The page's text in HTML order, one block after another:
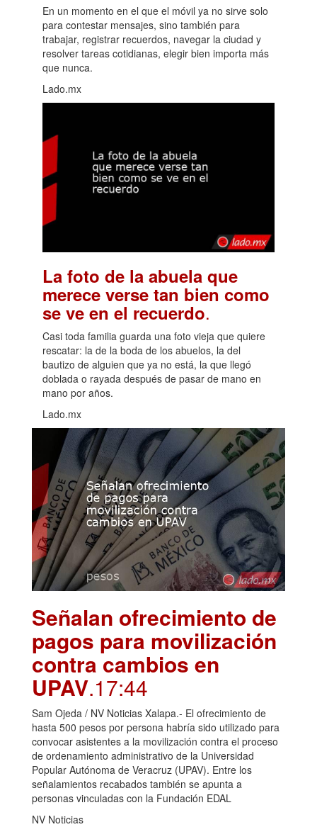
En un momento en el que el móvil ya no sirve solo
para contestar mensajes, sino también para
trabajar, registrar recuerdos, navegar la ciudad y
resolver tareas cotidianas, elegir bien importa más
que nunca.
Lado.mx
La foto de la abuela que
merece verse tan bien como
se ve en el recuerdo.
Casi toda familia guarda una foto vieja que quiere
rescatar: la de la boda de los abuelos, la del
bautizo de alguien que ya no está, la que llegó
doblada o rayada después de pasar de mano en
mano por años.
Lado.mx
Señalan ofrecimiento de
pagos para movilización
contra cambios en
UPAV.17:44
Sam Ojeda / NV Noticias Xalapa.- El ofrecimiento de
hasta 500 pesos por persona habría sido utilizado para
convocar asistentes a la movilización contra el proceso
de ordenamiento administrativo de la Universidad
Popular Autónoma de Veracruz (UPAV). Entre los
señalamientos recabados también se apunta a
personas vinculadas con la Fundación EDAL
NV Noticias